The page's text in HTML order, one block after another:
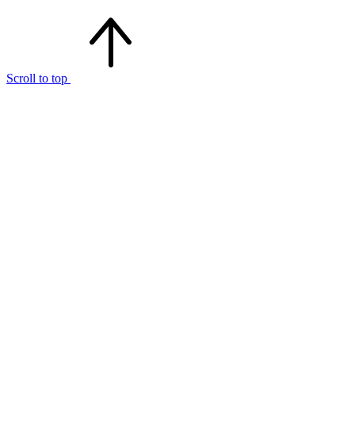
Scroll to top